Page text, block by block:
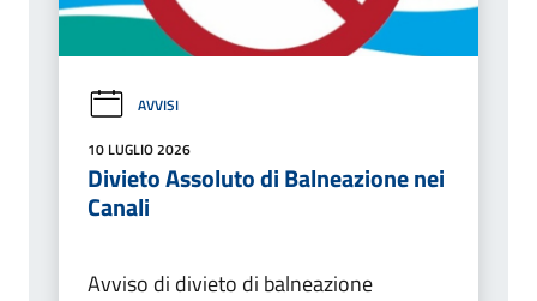
AVVISI
10 LUGLIO 2026
Divieto Assoluto di Balneazione nei
Canali
Avviso di divieto di balneazione